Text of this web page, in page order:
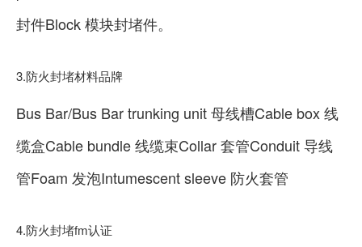
封件Block 模块封堵件。
3.防火封堵材料品牌
Bus Bar/Bus Bar trunking unit 母线槽Cable box 线
缆盒Cable bundle 线缆束Collar 套管Conduit 导线
管Foam 发泡Intumescent sleeve 防火套管
4.防火封堵fm认证